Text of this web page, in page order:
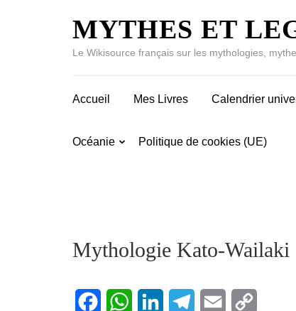
MYTHES ET
Le Wikisource français sur les mythologies,
Accueil Mes Livres Calendrier
Océanie Politique de cookies (UE)
Mythologie Kato-Wailaki